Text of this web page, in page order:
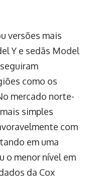
versões mais
Y e sedãs Model
como os
mercado norte-
simples
com
em uma
o menor nível em
da Cox